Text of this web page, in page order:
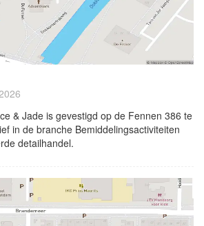
& Jade is gevestigd op de Fennen 386 te
in de branche Bemiddelingsactiviteiten
detailhandel.